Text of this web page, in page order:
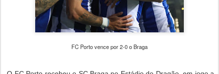
FC Porto vence por 2-0 o Braga